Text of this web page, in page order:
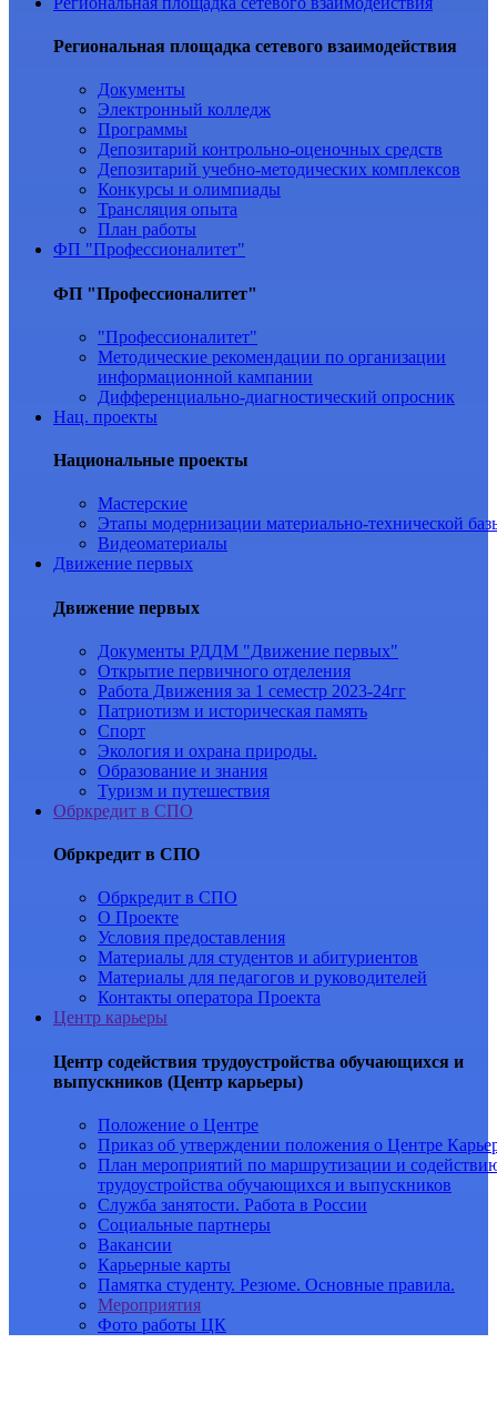
Региональная площадка сетевого взаимодействия
Документы
Электронный колледж
Программы
Депозитарий контрольно-оценочных средств
Депозитарий учебно-методических комплексов
Конкурсы и олимпиады
Трансляция опыта
План работы
ФП "Профессионалитет"
ФП "Профессионалитет"
"Профессионалитет"
Методические рекомендации по организации
информационной кампании
Дифференциально-диагностический опросник
Нац. проекты
Национальные проекты
Мастерские
Этапы модернизации материально-технической
Видеоматериалы
Движение первых
Движение первых
Документы РДДМ "Движение первых"
Открытие первичного отделения
Работа Движения за 1 семестр 2023-24гг
Патриотизм и историческая память
Спорт
Экология и охрана природы.
Образование и знания
Туризм и путешествия
Обркредит в СПО
Обркредит в СПО
Обркредит в СПО
О Проекте
Условия предоставления
Материалы для студентов и абитуриентов
Материалы для педагогов и руководителей
Контакты оператора Проекта
Центр карьеры
Центр содействия трудоустройства обучающихся и
выпускников (Центр карьеры)
Положение о Центре
Приказ об утверждении положения о Центре
План мероприятий по маршрутизации и
трудоустройства обучающихся и выпускников
Служба занятости. Работа в России
Социальные партнеры
Вакансии
Карьерные карты
Памятка студенту. Резюме. Основные правила.
Мероприятия
Фото работы ЦК